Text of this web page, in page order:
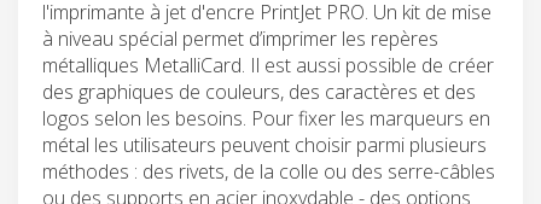
l'imprimante à jet d'encre PrintJet PRO. Un kit de mise
à niveau spécial permet d’imprimer les repères
métalliques MetalliCard. Il est aussi possible de créer
des graphiques de couleurs, des caractères et des
logos selon les besoins. Pour fixer les marqueurs en
métal les utilisateurs peuvent choisir parmi plusieurs
méthodes : des rivets, de la colle ou des serre-câbles
ou des supports en acier inoxydable - des options